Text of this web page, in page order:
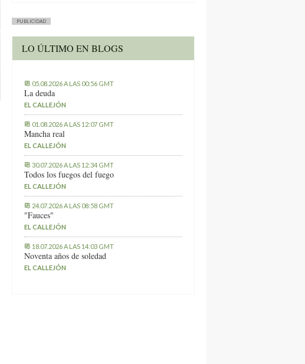
PUBLICIDAD
LO ÚLTIMO EN BLOGS
05.08.2026 A LAS 00:56 GMT
La deuda
EL CALLEJÓN
01.08.2026 A LAS 12:07 GMT
Mancha real
EL CALLEJÓN
30.07.2026 A LAS 12:34 GMT
Todos los fuegos del fuego
EL CALLEJÓN
24.07.2026 A LAS 08:58 GMT
"Fauces"
EL CALLEJÓN
18.07.2026 A LAS 14:03 GMT
Noventa años de soledad
EL CALLEJÓN